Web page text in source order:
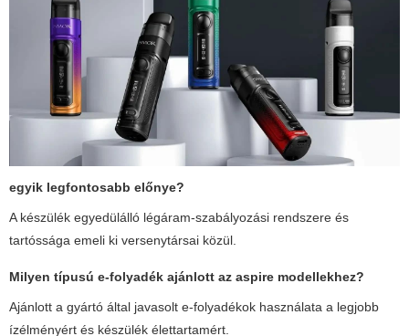
egyik legfontosabb előnye?
A készülék egyedülálló légáram-szabályozási rendszere és
tartóssága emeli ki versenytársai közül.
Milyen típusú e-folyadék ajánlott az aspire modellekhez?
Ajánlott a gyártó által javasolt e-folyadékok használata a legjobb
ízélményért és készülék élettartamért.